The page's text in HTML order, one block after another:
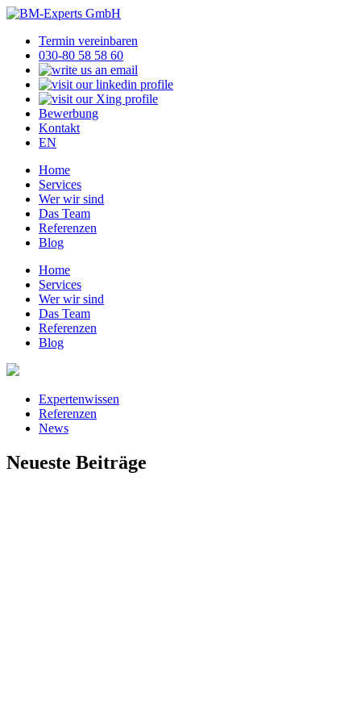
Termin vereinbaren
030-80 58 58 60
Bewerbung
Kontakt
EN
Home
Services
Wer wir sind
Das Team
Referenzen
Blog
Home
Services
Wer wir sind
Das Team
Referenzen
Blog
Expertenwissen
Referenzen
News
Neueste Beiträge